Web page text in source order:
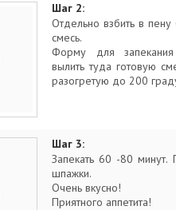
Шаг 2:
Отдельно взбить в пену
смесь.
Форму для запекания
вылить туда готовую
разогретую до 200
Шаг 3:
Запекать 60 -80 минут.
шпажки.
Очень вкусно!
Приятного аппетита!